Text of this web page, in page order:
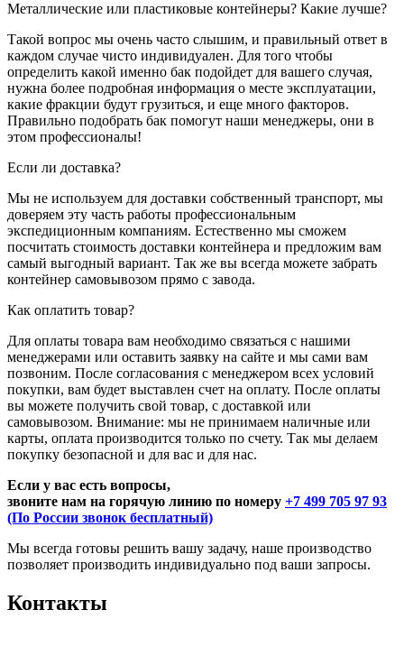
Металлические или пластиковые контейнеры? Какие лучше?
Такой вопрос мы очень часто слышим, и правильный ответ в
каждом случае чисто индивидуален. Для того чтобы
определить какой именно бак подойдет для вашего случая,
нужна более подробная информация о месте эксплуатации,
какие фракции будут грузиться, и еще много факторов.
Правильно подобрать бак помогут наши менеджеры, они в
этом профессионалы!
Если ли доставка?
Мы не используем для доставки собственный транспорт, мы
доверяем эту часть работы профессиональным
экспедиционным компаниям. Естественно мы сможем
посчитать стоимость доставки контейнера и предложим вам
самый выгодный вариант. Так же вы всегда можете забрать
контейнер самовывозом прямо с завода.
Как оплатить товар?
Для оплаты товара вам необходимо связаться с нашими
менеджерами или оставить заявку на сайте и мы сами вам
позвоним. После согласования с менеджером всех условий
покупки, вам будет выставлен счет на оплату. После оплаты
вы можете получить свой товар, с доставкой или
самовывозом. Внимание: мы не принимаем наличные или
карты, оплата производится только по счету. Так мы делаем
покупку безопасной и для вас и для нас.
Если у вас есть вопросы,
звоните нам на горячую линию по номеру +7 499 705 97 93
(По России звонок бесплатный)
Мы всегда готовы решить вашу задачу, наше производство
позволяет производить индивидуально под ваши запросы.
Контакты